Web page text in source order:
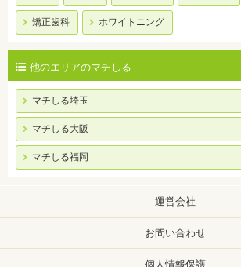
矯正歯科 ホワイトニング
他のエリアのマチしる
マチしる埼玉
マチしる大阪
マチしる福岡
運営会社
お問い合わせ
個人情報保護